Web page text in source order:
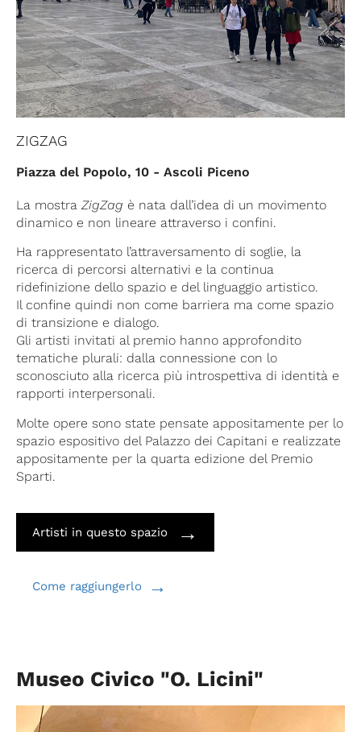
ZIGZAG
Piazza del Popolo, 10 - Ascoli Piceno
La mostraZigZag è nata dall’idea di un movimento
dinamico e non lineare attraverso i confini.
Ha rappresentato l’attraversamento di soglie, la
ricerca di percorsi alternativi e la continua
ridefinizione dello spazio e del linguaggio artistico.
Il confine quindi non come barriera ma come spazio
di transizione e dialogo.
Gli artisti invitati al premio hanno approfondito
tematiche plurali: dalla connessione con lo
sconosciuto alla ricerca più introspettiva di identità e
rapporti interpersonali.
Molte opere sono state pensate appositamente per lo
spazio espositivo del Palazzo dei Capitani e realizzate
appositamente per la quarta edizione del Premio
Sparti.
Artisti in questo spazio →
Come raggiungerlo →
Museo Civico "O. Licini"